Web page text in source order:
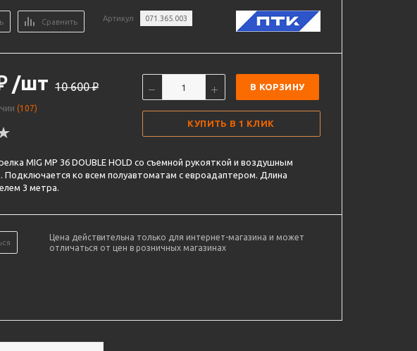
Сравнить Артикул 071.365.003
/шт 10 600₽
(107)
В КОРЗИНУ
КУПИТЬ В 1 КЛИК
MIG MP 36 DOUBLE HOLD со съемной рукояткой и воздушным
Подключается ко всем полуавтоматам с евроадаптером. Длина
3 метра.
Цена действительна только для интернет-магазина и может
отличаться от цен в розничных магазинах